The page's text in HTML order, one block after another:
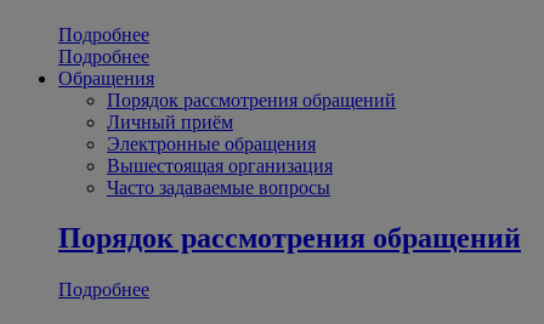
Подробнее
Подробнее
Обращения
Порядок рассмотрения обращений
Личный приём
Электронные обращения
Вышестоящая организация
Часто задаваемые вопросы
Порядок рассмотрения обращений
Подробнее